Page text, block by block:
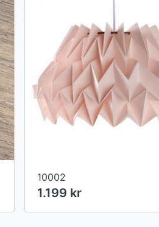
10002
1.199 kr